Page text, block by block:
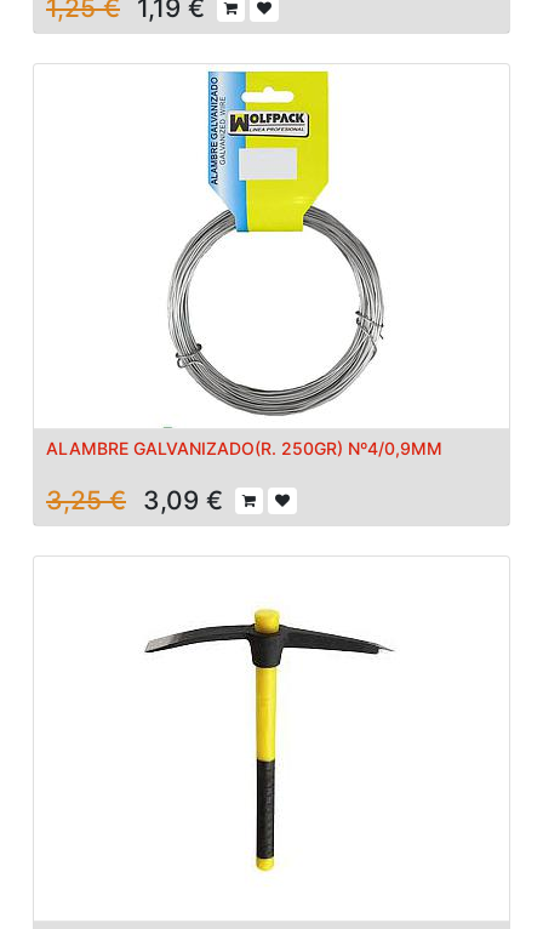
1,25€ 1,19 €
ALAMBRE GALVANIZADO(R. 250GR) Nº4/0,9MM
3,25€ 3,09 €